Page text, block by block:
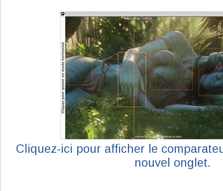
Cliquez-ici pour afficher le
nouvel onglet.